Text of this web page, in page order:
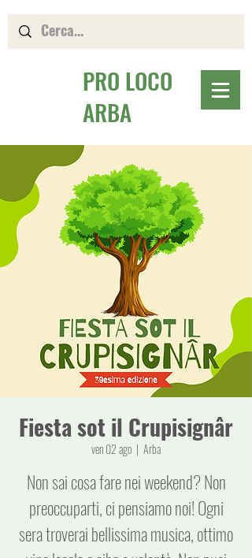
PRO LOCO
ARBA
Fiesta sot il Crupisignâr
ven 02 ago
  |
Arba
Non sai cosa fare nei weekend? Non
preoccuparti, ci pensiamo noi! Ogni
sera troverai bellissima musica, ottimo